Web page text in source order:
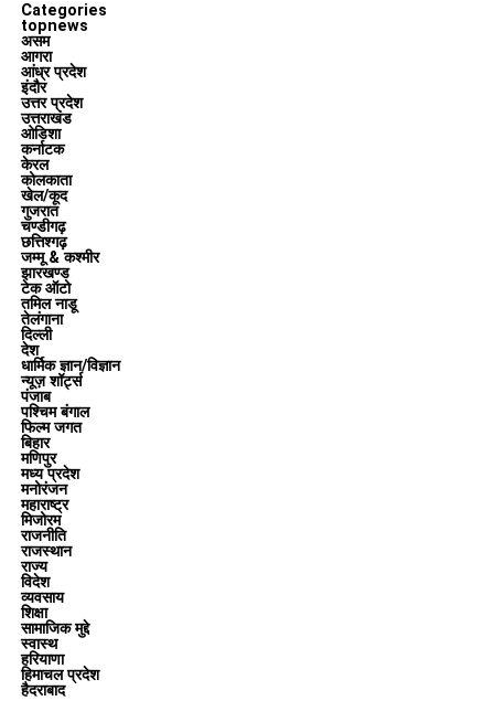
Categories
topnews
असम
आगरा
आंध्र प्रदेश
इंदौर
उत्तर प्रदेश
उत्तराखंड
ओडिशा
कर्नाटक
केरल
कोलकाता
खेल/कूद
गुजरात
चण्डीगढ़
छत्तिश्गढ़
जम्मू & कश्मीर
झारखण्ड
टेक ऑटो
तमिल नाडू
तेलंगाना
दिल्ली
देश
धार्मिक ज्ञान/विज्ञान
न्यूज़ शॉर्ट्स
पंजाब
पश्चिम बंगाल
फिल्म जगत
बिहार
मणिपुर
मध्य प्रदेश
मनोरंजन
महाराष्ट्र
मिजोरम
राजनीति
राजस्थान
राज्य
विदेश
व्यवसाय
शिक्षा
सामाजिक मुद्दे
स्वास्थ
हरियाणा
हिमाचल प्रदेश
हैदराबाद